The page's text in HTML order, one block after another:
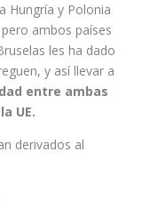
Hungría y Polonia
ambos países
les ha dado
y así llevar a
entre ambas
UE.
derivados al